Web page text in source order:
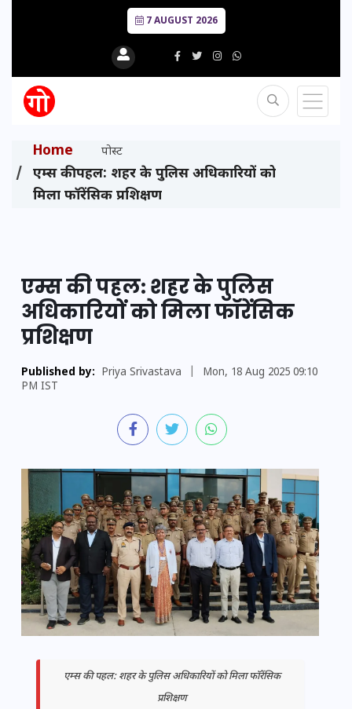
7 AUGUST 2026
Home पोस्ट
एम्स की पहल: शहर के पुलिस अधिकारियों को
मिला फॉरेंसिक प्रशिक्षण
एम्स की पहल: शहर के पुलिस
अधिकारियों को मिला फॉरेंसिक
प्रशिक्षण
Published by: Priya Srivastava
Mon, 18 Aug 2025 09:10
PM IST
एम्स की पहल: शहर के पुलिस अधिकारियों को मिला फॉरेंसिक
प्रशिक्षण